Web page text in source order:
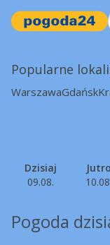
Popularne
WarszawaGdańsk
Dzisiaj
09.08.
Jutro
Pogoda